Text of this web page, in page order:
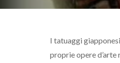
I tatuaggi
proprie opere